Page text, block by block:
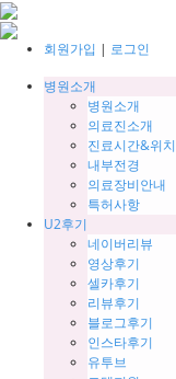
회원가입 | 로그인
병원소개
병원소개
의료진소개
진료시간&위치
내부전경
의료장비안내
특허사항
U2후기
네이버리뷰
영상후기
셀카후기
리뷰후기
블로그후기
인스타후기
유투브